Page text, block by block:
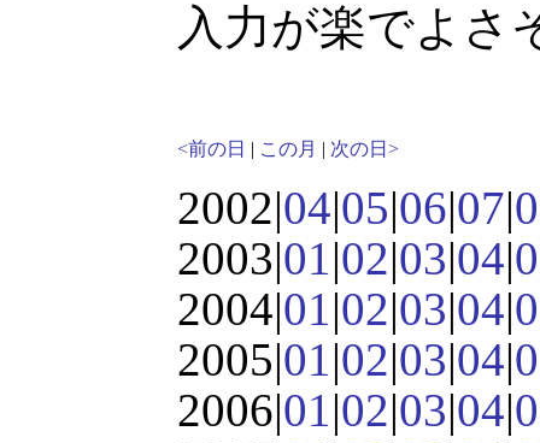
入力が楽でよさ
<前の日 | この月 | 次の日>
2002|04|05|06|07|
2003|01|02|03|04|
2004|01|02|03|04|
2005|01|02|03|04|
2006|01|02|03|04|